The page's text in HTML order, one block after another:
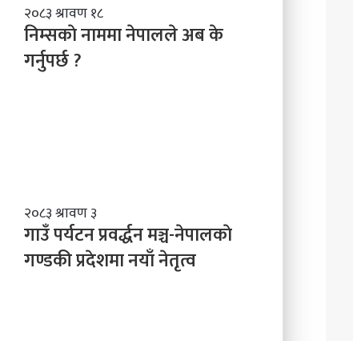
नि
म्स
काे
ना
ब
के
ग
र्नु
२०८३ श्रावण १८
निम्सकाे नाममा नेपालले अब के
गर्नुपर्छ ?
गा
उँ
प
र्य
२०८३ श्रावण ३
गाउँ पर्यटन प्रवर्द्धन मञ्च-नेपालकाे
गण्डकी प्रदेशमा नयाँ नेतृत्व